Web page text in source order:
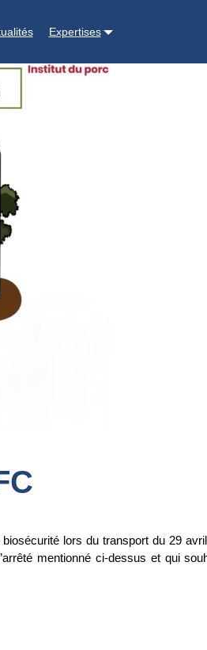
Expertises
lors du transport du 29
mentionné ci-dessus et qui